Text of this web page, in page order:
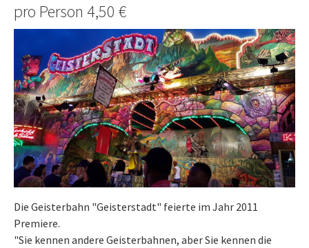
pro Person 4,50 €
Die Geisterbahn "Geisterstadt" feierte im Jahr 2011
Premiere.
"Sie kennen andere Geisterbahnen, aber Sie kennen die